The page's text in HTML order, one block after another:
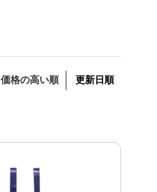
価格の高い順 更新日順